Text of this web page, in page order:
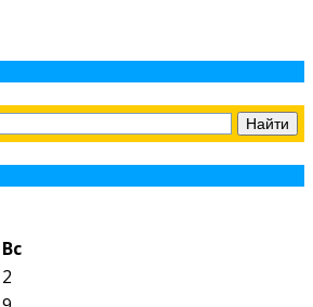
Вс
2